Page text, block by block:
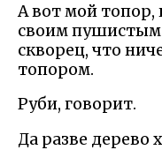
А вот мой топор,
своим пушистым
скворец, что
топором.
Руби, говорит.
Да разве дерево